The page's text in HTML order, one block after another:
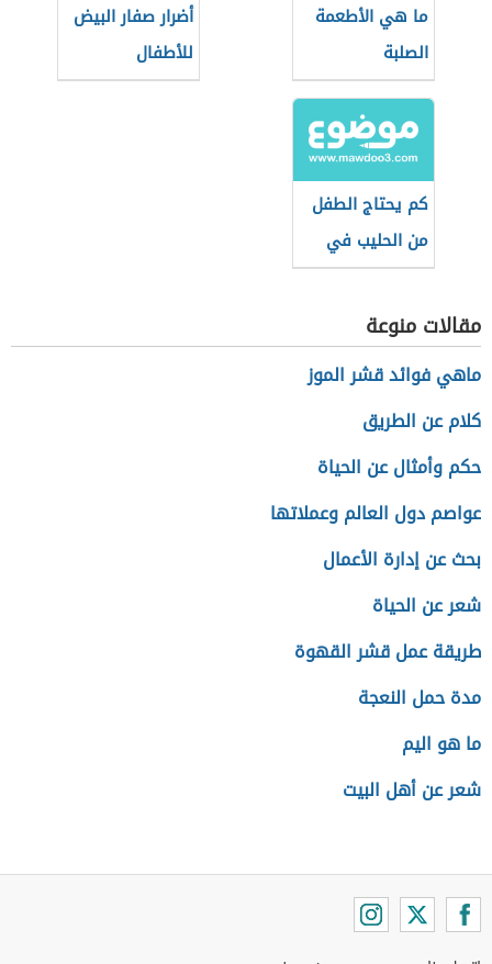
ما هي الأطعمة
الصلبة
أضرار صفار البيض
للأطفال
كم يحتاج الطفل
من الحليب في
عمر الشهر
مقالات منوعة
ماهي فوائد قشر الموز
كلام عن الطريق
حكم وأمثال عن الحياة
عواصم دول العالم وعملاتها
بحث عن إدارة الأعمال
شعر عن الحياة
طريقة عمل قشر القهوة
مدة حمل النعجة
ما هو اليم
شعر عن أهل البيت